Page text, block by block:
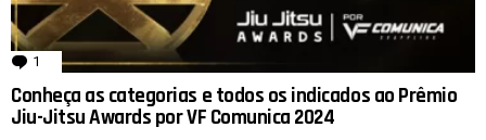
1 comentário
Conheça as categorias e todos os indicados ao Prêmio
Jiu-Jitsu Awards por VF Comunica 2024